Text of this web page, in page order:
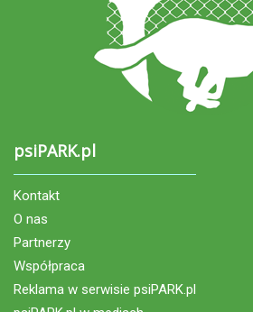
psiPARK.pl
Kontakt
O nas
Partnerzy
Współpraca
Reklama w serwisie psiPARK.pl